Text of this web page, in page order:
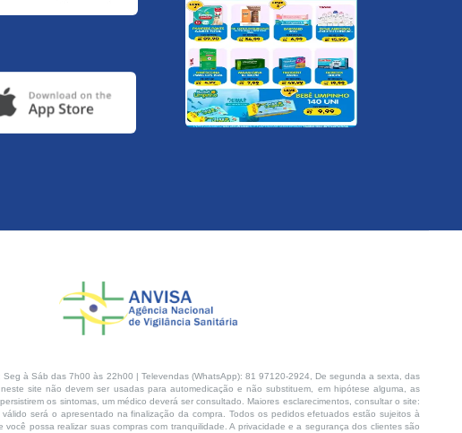
à Sáb das 7h00 às 22h00 | Televendas (WhatsApp): 81 97120-2924, De segunda a sexta, das
site não devem ser usadas para automedicação e não substituem, em hipótese alguma, as
os sintomas, um médico deverá ser consultado. Maiores esclarecimentos, consultar o site:
será o apresentado na finalização da compra. Todos os pedidos efetuados estão sujeitos à
possa realizar suas compras com tranquilidade. A privacidade e a segurança dos clientes são